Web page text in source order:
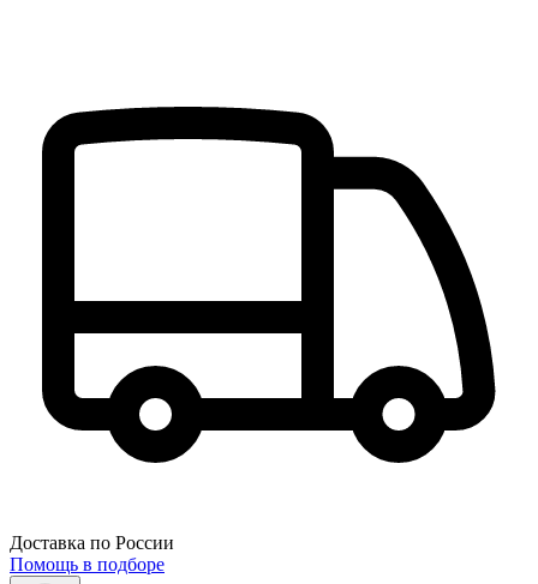
Доставка по России
Помощь в подборе